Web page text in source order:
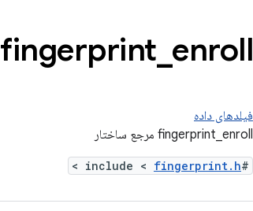
fingerprint enroll مرجع ساختار
فیلدهای داده
fingerprint_enroll مرجع ساختار
#include <
fingerprint.h
>